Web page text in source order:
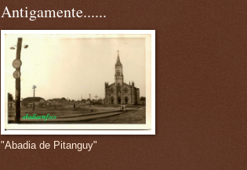
Antigamente......
"Abadia de Pitanguy"